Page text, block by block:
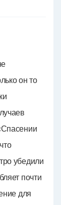
он то
убедили
почти
для